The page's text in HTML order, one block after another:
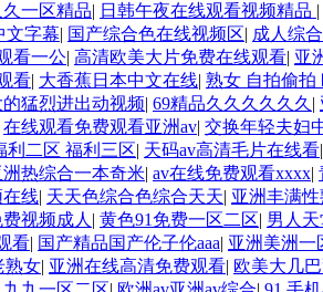
一区精品| 日韩午夜在线观看视频精品 |
文字幕| 国产综合色在线视频区| 成人综
看一公| 高清欧美大片免费在线观看| 亚
看| 大香蕉日本中文在线| 熟女 自拍偷拍
猛烈进出动视频| 69精品久久久久久久 |
在线观看免费观看亚洲av| 交换年轻夫妇
利二区 福利三区| 天码av高清毛片在线看
热综合一本奇米| av在线免费观看xxxx|
在线| 天天色综合色综合天天| 亚洲丰满
视频成人 | 黄色91免费一区二区| 男人
看| 国产精品国产伦子伦aaa| 亚洲美洲一
熟女| 亚洲在线高清免费观看| 欧美大几